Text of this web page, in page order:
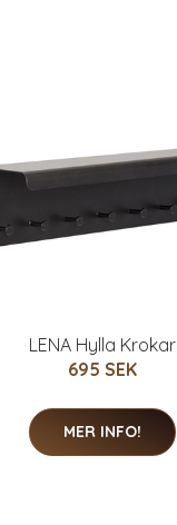
LENA Hylla Krokar
695 SEK
MER INFO!